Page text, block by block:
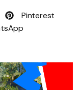
Pinterest